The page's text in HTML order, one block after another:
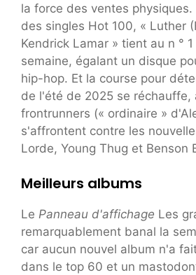
la force des ventes
des singles Hot 100, « Luther
Kendrick Lamar » tient au n ° 1
semaine, égalant un disque
hip-hop. Et la course pour
de l'été de 2025 se réchauffe,
frontrunners (« ordinaire »
s'affrontent contre les
Lorde, Young Thug et Benson
Meilleurs albums
Le Panneau d'affichage Les
remarquablement banal la
car aucun nouvel album n'a
dans le top 60 et un